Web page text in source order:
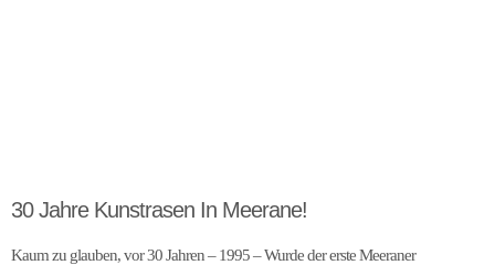
30 Jahre Kunstrasen In Meerane!
Kaum zu glauben, vor 30 Jahren – 1995 – Wurde der erste Meeraner